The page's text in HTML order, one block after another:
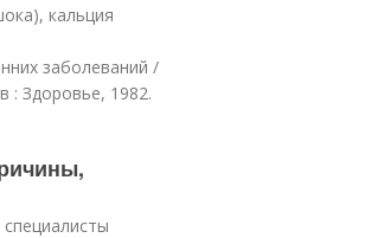
кальция
заболеваний /
Здоровье, 1982.